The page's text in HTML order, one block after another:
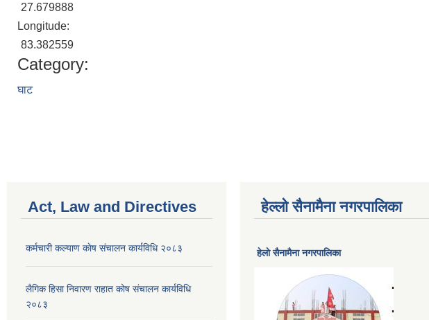
27.679888
Longitude:
83.382559
Category:
घाट
Act, Law and Directives
कर्मचारी कल्याण काेष संचालन कार्यविधि २०८३
लैगिक हिसा निवारण राहात कोष संचालन कार्यविधि
२०८३
हेल्लो सैनामैना नगरपालिका
हेलाे सैनामैना नगरपालिका